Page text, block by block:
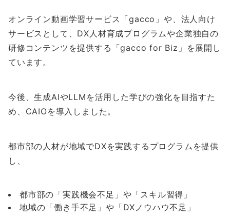
オンライン動画学習サービス「gacco」や、法人向け
サービスとして、DX人材育成プログラムや企業独自の
研修コンテンツを提供する「gacco for Biz」を展開し
ています。
今後、生成AIやLLMを活用した学びの強化を目指すた
め、CAIOを導入しました。
都市部の人材が地域でDXを実践するプログラムを提供
し、
都市部の「実践機会不足」や「スキル習得」
地域の「働き手不足」や「DXノウハウ不足」